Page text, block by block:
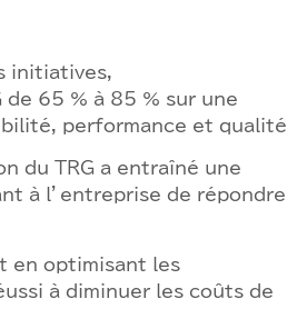
initiatives,
de 65 % à 85 % sur une
performance et qualité.
du TRG a entraîné une
à l’entreprise de répondre
en optimisant les
à diminuer les coûts de